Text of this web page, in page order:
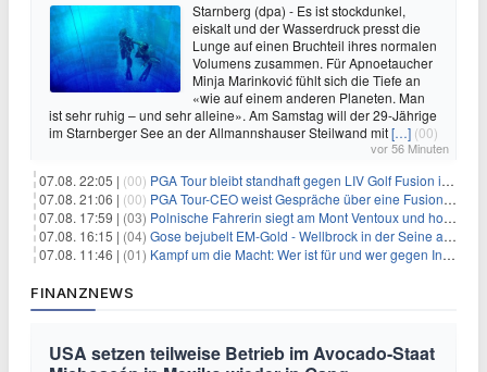
Starnberg (dpa) - Es ist stockdunkel,
eiskalt und der Wasserdruck presst die
Lunge auf einen Bruchteil ihres normalen
Volumens zusammen. Für Apnoetaucher
Minja Marinković fühlt sich die Tiefe an
«wie auf einem anderen Planeten. Man
ist sehr ruhig – und sehr alleine». Am Samstag will der 29-Jährige
im Starnberger See an der Allmannshauser Steilwand mit[…] (00)
vor 56 Minuten
07.08. 22:05 | (00) PGA Tour bleibt standhaft gegen LIV Golf Fusion in einem sich wandelnden Sportumfeld
07.08. 21:06 | (00) PGA Tour-CEO weist Gespräche über eine Fusion mit LIV Golf zurück und bekräftigt die Wettbewerbslandschaft
07.08. 17:59 | (03) Polnische Fahrerin siegt am Mont Ventoux und holt Tour-Gelb
07.08. 16:15 | (04) Gose bejubelt EM-Gold - Wellbrock in der Seine ausgebremst
07.08. 11:46 | (01) Kampf um die Macht: Wer ist für und wer gegen Infantino?
FINANZNEWS
USA setzen teilweise Betrieb im Avocado-Staat